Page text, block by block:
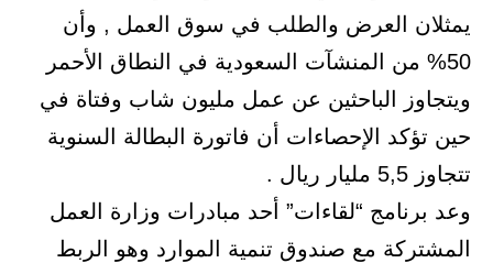
يمثلان العرض والطلب في سوق العمل , وأن
50% من المنشآت السعودية في النطاق الأحمر
ويتجاوز الباحثين عن عمل مليون شاب وفتاة في
حين تؤكد الإحصاءات أن فاتورة البطالة السنوية
تتجاوز 5,5 مليار ريال .
وعد برنامج “لقاءات” أحد مبادرات وزارة العمل
المشتركة مع صندوق تنمية الموارد وهو الربط